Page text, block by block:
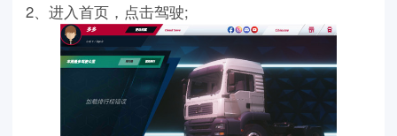
2、进入首页，点击驾驶;